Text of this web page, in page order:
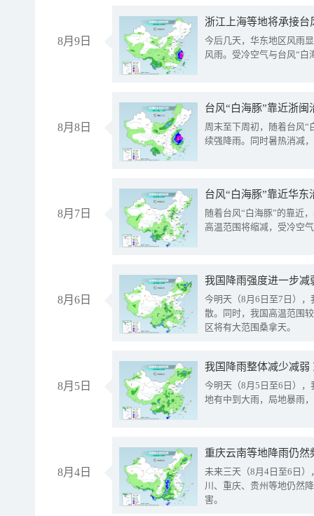
8月9日
浙江上海等地将承接台
今后几天，华东地区风雨
风雨。受冷空气与台风“白
8月8日
台风“白海豚”靠近浙
周末至下周初，随着台风“
续强降雨。同时暑热消减
8月7日
台风“白海豚”靠近华
随着台风“白海豚”的靠近
高温范围将缩减，受冷空
8月6日
今明天（8月6日至7日）
散。同时，我国高温范围
区将有大范围桑拿天。
8月5日
我国降雨整体减少减弱
今明天（8月5日至6日）
地有中到大雨，局地暴雨
8月4日
重庆云南等地降雨仍然
未来三天（8月4日至6日
川、重庆、贵州等地仍然
害。